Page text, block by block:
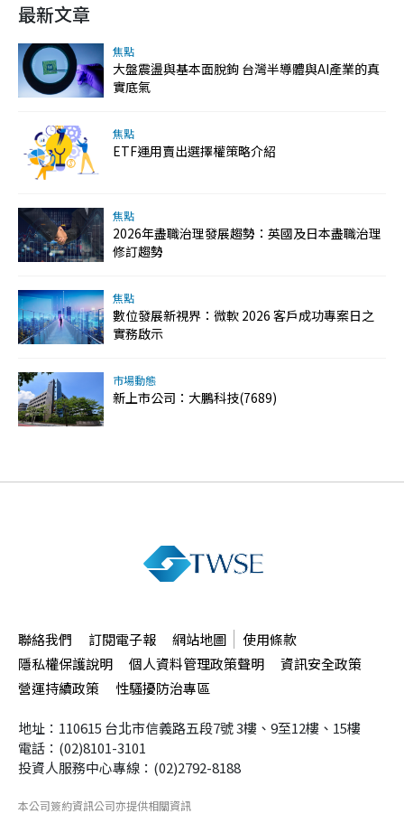
最新文章
焦點
大盤震盪與基本面脫鉤 台灣半導體與AI產業的真
實底氣
焦點
ETF運用賣出選擇權策略介紹
焦點
2026年盡職治理發展趨勢：英國及日本盡職治理
修訂趨勢
焦點
數位發展新視界：微軟 2026 客戶成功專案日之
實務啟示
市場動態
新上市公司：大鵬科技(7689)
聯絡我們 訂閱電子報 網站地圖
使用條款
隱私權保護說明
個人資料管理政策聲明
資訊安全政策
營運持續政策
性騷擾防治專區
地址：110615 台北市信義路五段7號3樓、9至12樓、15樓
電話：(02)8101-3101
投資人服務中心專線：(02)2792-8188
本公司簽約資訊公司亦提供相關資訊